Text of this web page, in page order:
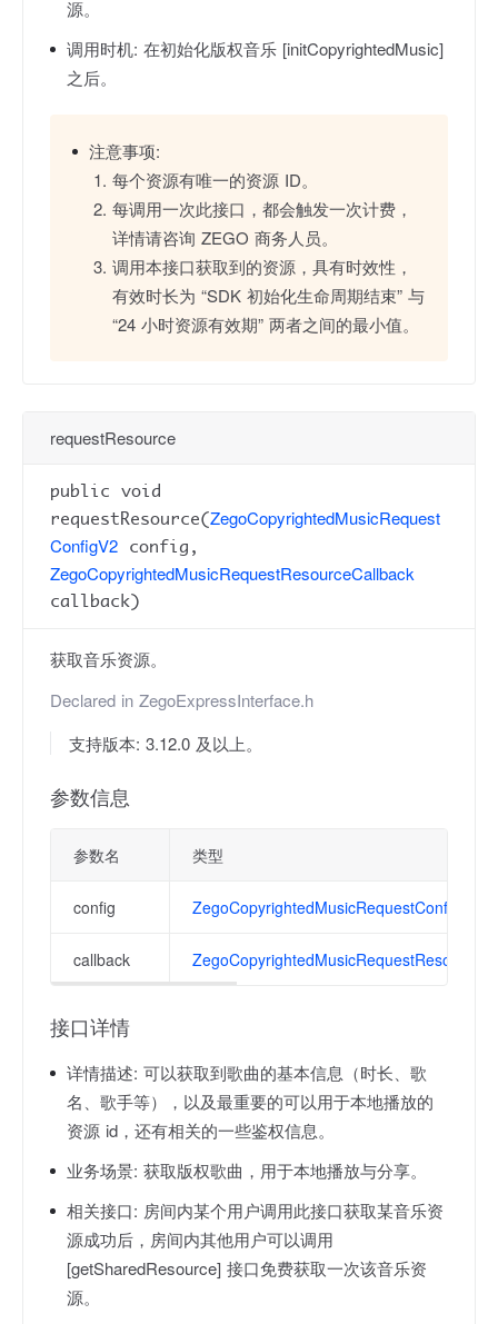
源。
调用时机: 在初始化版权音乐 [initCopyrightedMusic]
之后。
注意事项:
每个资源有唯一的资源 ID。
每调用一次此接口，都会触发一次计费，
详情请咨询 ZEGO 商务人员。
调用本接口获取到的资源，具有时效性，
有效时长为 “SDK 初始化生命周期结束” 与
“24 小时资源有效期” 两者之间的最小值。
requestResource
public void
requestResource(ZegoCopyrightedMusicRequest
ConfigV2 config,
ZegoCopyrightedMusicRequestResourceCallback
callback)
获取音乐资源。
Declared in ZegoExpressInterface.h
支持版本: 3.12.0 及以上。
参数信息
参数名 类型
config ZegoCopyrightedMusicRequestConfigV2
callback
接口详情
详情描述: 可以获取到歌曲的基本信息（时长、歌
名、歌手等），以及最重要的可以用于本地播放的
资源 id，还有相关的一些鉴权信息。
业务场景: 获取版权歌曲，用于本地播放与分享。
相关接口: 房间内某个用户调用此接口获取某音乐资
源成功后，房间内其他用户可以调用
[getSharedResource] 接口免费获取一次该音乐资
源。